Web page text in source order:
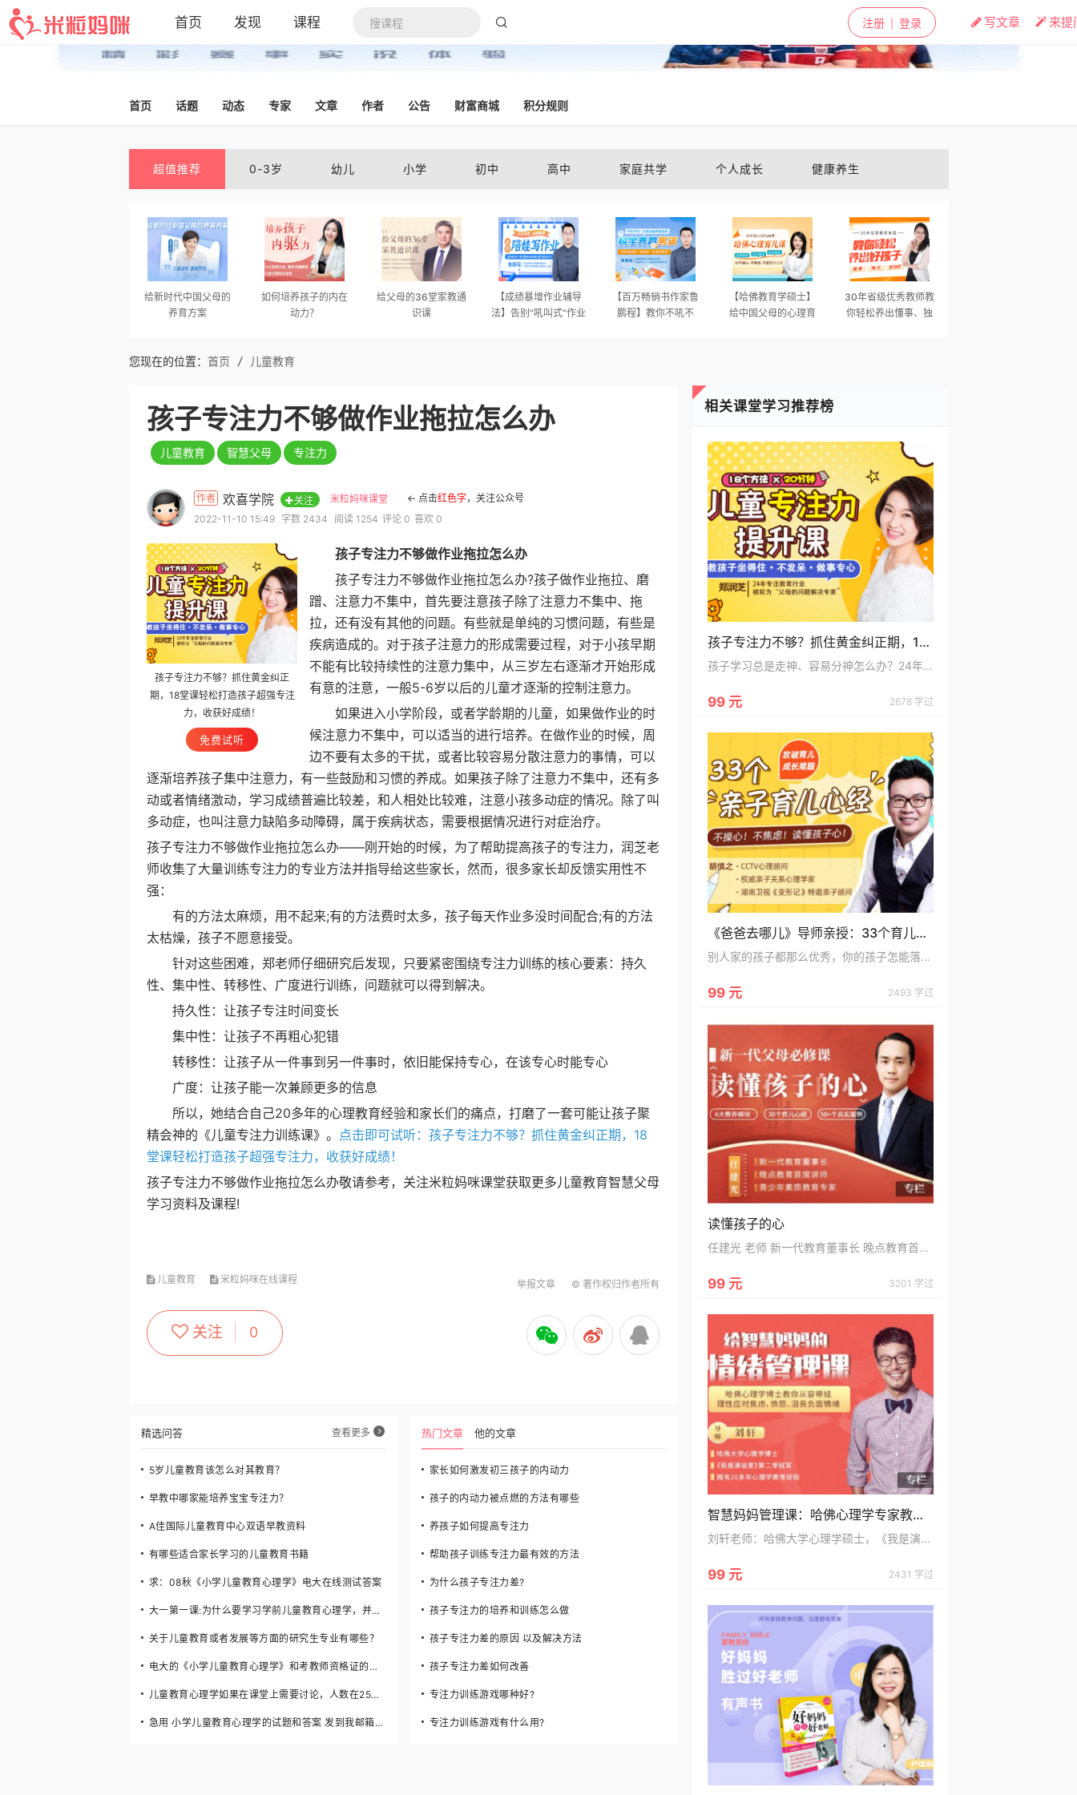
✕
来提
写文章
注册 登录
首页 发现 课程
首页 话题 动态 专家 文章 作者 公告 财富商城 积分规则
超值推荐 0-3岁 幼儿 小学 初中 高中 家庭共学 个人成长 健康养生
给新时代中国父母的
养育方案
如何培养孩子的内在
动力？
给父母的36堂家教通
识课
【成绩暴增作业辅导
法】告别“吼叫式”作业
【百万畅销书作家鲁
鹏程】教你不吼不
【哈佛教育学硕士】
给中国父母的心理育
30年省级优秀教师教
你轻松养出懂事、独
您现在的位置： 首页 / 儿童教育
孩子专注力不够做作业拖拉怎么办
儿童教育 智慧父母 专注力
作者 欢喜学院 关注 米粒妈咪课堂 ← 点击红色字，关注公众号
2022-11-10 15:49 字数 2434 阅读 1254 评论 0 喜欢 0
孩子专注力不够？抓住黄金纠正
期，18堂课轻松打造孩子超强专注
力，收获好成绩！
免费试听
孩子专注力不够做作业拖拉怎么办
孩子专注力不够做作业拖拉怎么办?孩子做作业拖拉、磨
蹭、注意力不集中，首先要注意孩子除了注意力不集中、拖
拉，还有没有其他的问题。有些就是单纯的习惯问题，有些是
疾病造成的。对于孩子注意力的形成需要过程，对于小孩早期
不能有比较持续性的注意力集中，从三岁左右逐渐才开始形成
有意的注意，一般5-6岁以后的儿童才逐渐的控制注意力。
如果进入小学阶段，或者学龄期的儿童，如果做作业的时
候注意力不集中，可以适当的进行培养。在做作业的时候，周
边不要有太多的干扰，或者比较容易分散注意力的事情，可以
逐渐培养孩子集中注意力，有一些鼓励和习惯的养成。如果孩子除了注意力不集中，还有多
动或者情绪激动，学习成绩普遍比较差，和人相处比较难，注意小孩多动症的情况。除了叫
多动症，也叫注意力缺陷多动障碍，属于疾病状态，需要根据情况进行对症治疗。
孩子专注力不够做作业拖拉怎么办——刚开始的时候，为了帮助提高孩子的专注力，润芝老
师收集了大量训练专注力的专业方法并指导给这些家长，然而，很多家长却反馈实用性不
强：
有的方法太麻烦，用不起来;有的方法费时太多，孩子每天作业多没时间配合;有的方法
太枯燥，孩子不愿意接受。
针对这些困难，郑老师仔细研究后发现，只要紧密围绕专注力训练的核心要素：持久
性、集中性、转移性、广度进行训练，问题就可以得到解决。
持久性：让孩子专注时间变长
集中性：让孩子不再粗心犯错
转移性：让孩子从一件事到另一件事时，依旧能保持专心，在该专心时能专心
广度：让孩子能一次兼顾更多的信息
所以，她结合自己20多年的心理教育经验和家长们的痛点，打磨了一套可能让孩子聚
精会神的《儿童专注力训练课》。 点击即可试听：孩子专注力不够？抓住黄金纠正期，18
堂课轻松打造孩子超强专注力，收获好成绩！
孩子专注力不够做作业拖拉怎么办敬请参考，关注米粒妈咪课堂获取更多儿童教育智慧父母
学习资料及课程!
儿童教育 米粒妈咪在线课程 © 著作权归作者所有
举报文章
关注 0
精选问答 查看更多
5岁儿童教育该怎么对其教育？
早教中哪家能培养宝宝专注力？
A佳国际儿童教育中心双语早教资料
有哪些适合家长学习的儿童教育书籍
求：08秋《小学儿童教育心理学》电大在线测试答案
大一第一课:为什么要学习学前儿童教育心理学，并结...
关于儿童教育或者发展等方面的研究生专业有哪些？
电大的《小学儿童教育心理学》和考教师资格证的《...
儿童教育心理学如果在课堂上需要讨论，人数在25人...
急用 小学儿童教育心理学的试题和答案 发到我邮箱 ...
热门文章 他的文章
家长如何激发初三孩子的内动力
孩子的内动力被点燃的方法有哪些
养孩子如何提高专注力
帮助孩子训练专注力最有效的方法
为什么孩子专注力差?
孩子专注力的培养和训练怎么做
孩子专注力差的原因 以及解决方法
孩子专注力差如何改善
专注力训练游戏哪种好?
专注力训练游戏有什么用?
相关课堂学习推荐榜
孩子专注力不够？抓住黄金纠正期，18堂课轻松打造孩子超强专注力，收获好成绩！
孩子学习总是走神、容易分神怎么办？24年专注教育心理学的郑老师教你抓住黄金纠正期，18堂课轻松打造孩子超强专注力，收获好成绩！
99 元 2678 学过
《爸爸去哪儿》导师亲授：33个育儿心经，当不操心/不焦虑/读懂孩子心的好爸妈
别人家的孩子都那么优秀，你的孩子怎能落下？33个亲子育儿心，当不操心/不焦虑/读懂孩子心的好爸妈
99 元 2493 学过
读懂孩子的心
任建光 老师 新一代教育董事长 晚点教育首席讲师 青少年素质教育专家 你将获得 影响百万人的教育方法 凝聚20年教育经验，实用的教育理念与方法 性格养成的引导策略 从小养成孩子好习惯，建立自信积极的人格 即学即用的沟通技巧 6个亲子沟通方法，让你不急不吼做最完美父母 学霸高效的提分秘笈 科学高效的学习方法，从根本上提升孩子学习成绩
99 元 3201 学过
智慧妈妈管理课：哈佛心理学专家教你理性面对焦虑、压抑、愤怒、沮丧、拖延
刘轩老师：哈佛大学心理学硕士，《我是演说家》第二季冠军，拥有20多年心理学教育经验。
99 元 2431 学过